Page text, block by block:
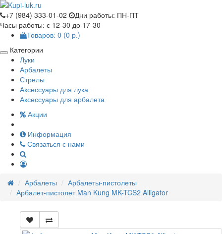
+7 (984) 333-01-02
Дни работы: ПН-ПТ
Часы работы: с 12-30 до 17-30
Товаров: 0 (0 р.)
Категории
Луки
Арбалеты
Стрелы
Аксессуары для лука
Аксессуары для арбалета
Акции
Информация
Связаться с нами
Арбалеты
Арбалеты-пистолеты
Арбалет-пистолет Man Kung MK-TCS2 Alligator